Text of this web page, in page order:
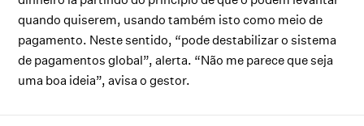
quando quiserem, usando também isto como meio de
pagamento. Neste sentido, “pode destabilizar o sistema
de pagamentos global”, alerta. “Não me parece que seja
uma boa ideia”, avisa o gestor.